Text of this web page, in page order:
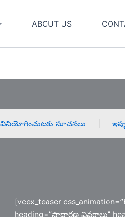
ABOUT US
వినియోగించుటకు సూచనలు
[vcex_teaser
heading=”సాధారణ వివరాలు”